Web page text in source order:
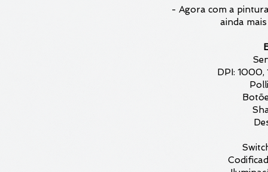
- Agora com a
ainda
DPI: